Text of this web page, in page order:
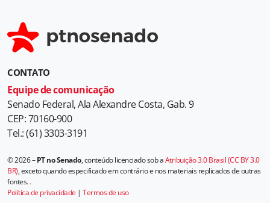
CONTATO
Equipe de comunicação
Senado Federal, Ala Alexandre Costa, Gab. 9
CEP: 70160-900
Tel.: (61) 3303-3191
© 2026 –PT no Senado, conteúdo licenciado sob aAtribuição 3.0 Brasil (CC BY 3.0
BR), exceto quando especificado em contrário e nos materiais replicados de outras
fontes..
Política de privacidade | Termos de uso